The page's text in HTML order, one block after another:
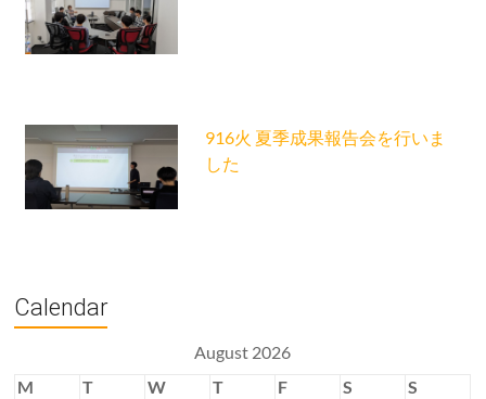
916火 夏季成果報告会を行いま
した
Calendar
August 2026
M
T W T F S
S